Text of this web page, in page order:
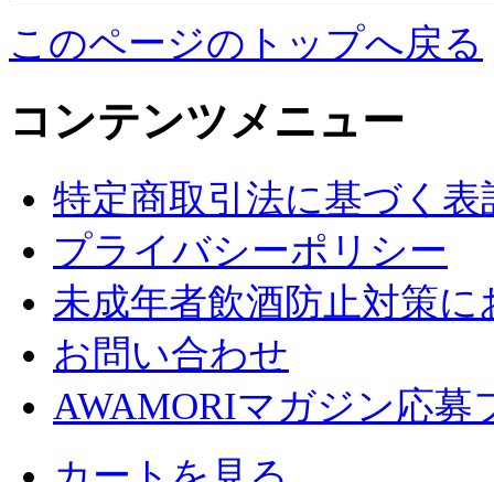
このページのトップへ戻る
コンテンツメニュー
特定商取引法に基づく表
プライバシーポリシー
未成年者飲酒防止対策
お問い合わせ
AWAMORIマガジン応募